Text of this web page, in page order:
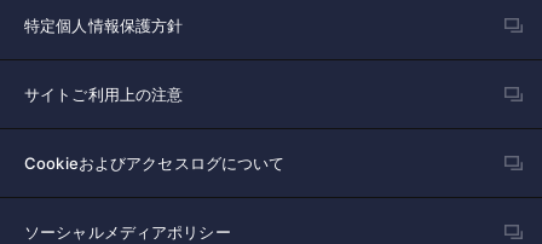
特定個人情報保護方針
サイトご利用上の注意
Cookieおよびアクセスログについて
ソーシャルメディアポリシー